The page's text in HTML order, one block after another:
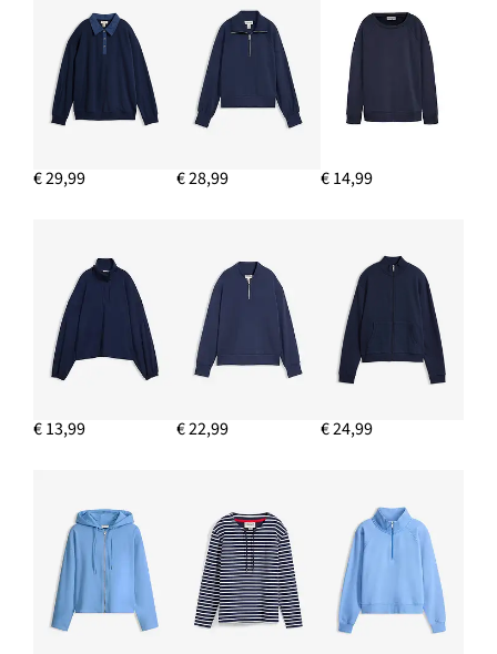
€ 29,99 € 28,99 € 14,99
€ 13,99 € 22,99 € 24,99